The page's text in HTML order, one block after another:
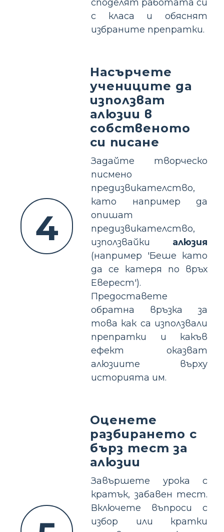
споделят работата си
с класа и обяснят
избраните препратки.
4
Насърчете
учениците да
използват
алюзии в
собственото
си писане
Задайте творческо
писмено
предизвикателство,
като например да
опишат
предизвикателство,
използвайки алюзия
(например 'Беше като
да се катеря по връх
Еверест').
Предоставете
обратна връзка за
това как са използвали
препратки и какъв
ефект оказват
алюзиите върху
историята им.
Оценете
разбирането с
бърз тест за
алюзии
Завършете урока с
кратък, забавен тест.
Включете въпроси с
избор или кратки